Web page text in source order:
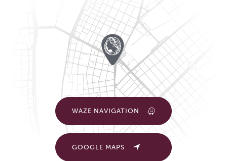
WAZE NAVIGATION
GOOGLE MAPS